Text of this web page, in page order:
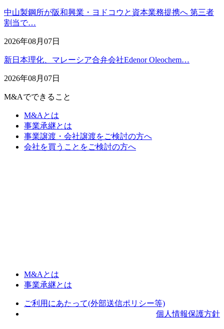
中山製鋼所が阪和興業・ヨドコウと資本業務提携へ 第三者
割当で…
2026年08月07日
新日本理化、マレーシア合弁会社Edenor Oleochem…
2026年08月07日
M&Aでできること
M&Aとは
事業承継とは
事業譲渡・会社譲渡をご検討の方へ
会社を買うことをご検討の方へ
M&Aとは
事業承継とは
ご利用にあたって(外部送信ポリシー等)
個人情報保護方針